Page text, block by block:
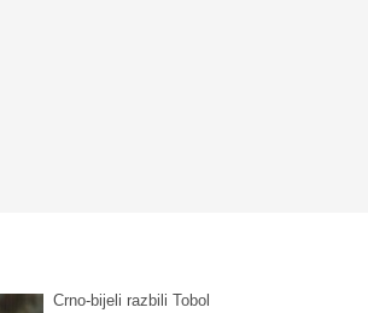
Crno-bijeli razbili Tobol